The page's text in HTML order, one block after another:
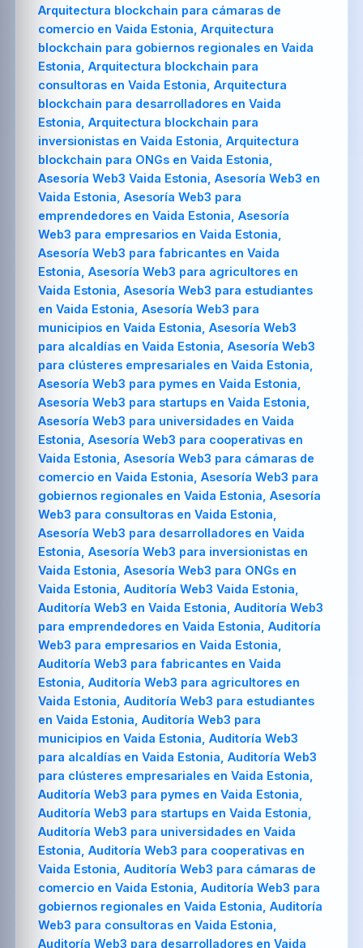
Arquitectura blockchain para cámaras de
comercio en Vaida Estonia, Arquitectura
blockchain para gobiernos regionales en Vaida
Estonia, Arquitectura blockchain para
consultoras en Vaida Estonia, Arquitectura
blockchain para desarrolladores en Vaida
Estonia, Arquitectura blockchain para
inversionistas en Vaida Estonia, Arquitectura
blockchain para ONGs en Vaida Estonia,
Asesoría Web3 Vaida Estonia, Asesoría Web3 en
Vaida Estonia, Asesoría Web3 para
emprendedores en Vaida Estonia, Asesoría
Web3 para empresarios en Vaida Estonia,
Asesoría Web3 para fabricantes en Vaida
Estonia, Asesoría Web3 para agricultores en
Vaida Estonia, Asesoría Web3 para estudiantes
en Vaida Estonia, Asesoría Web3 para
municipios en Vaida Estonia, Asesoría Web3
para alcaldías en Vaida Estonia, Asesoría Web3
para clústeres empresariales en Vaida Estonia,
Asesoría Web3 para pymes en Vaida Estonia,
Asesoría Web3 para startups en Vaida Estonia,
Asesoría Web3 para universidades en Vaida
Estonia, Asesoría Web3 para cooperativas en
Vaida Estonia, Asesoría Web3 para cámaras de
comercio en Vaida Estonia, Asesoría Web3 para
gobiernos regionales en Vaida Estonia, Asesoría
Web3 para consultoras en Vaida Estonia,
Asesoría Web3 para desarrolladores en Vaida
Estonia, Asesoría Web3 para inversionistas en
Vaida Estonia, Asesoría Web3 para ONGs en
Vaida Estonia, Auditoría Web3 Vaida Estonia,
Auditoría Web3 en Vaida Estonia, Auditoría Web3
para emprendedores en Vaida Estonia, Auditoría
Web3 para empresarios en Vaida Estonia,
Auditoría Web3 para fabricantes en Vaida
Estonia, Auditoría Web3 para agricultores en
Vaida Estonia, Auditoría Web3 para estudiantes
en Vaida Estonia, Auditoría Web3 para
municipios en Vaida Estonia, Auditoría Web3
para alcaldías en Vaida Estonia, Auditoría Web3
para clústeres empresariales en Vaida Estonia,
Auditoría Web3 para pymes en Vaida Estonia,
Auditoría Web3 para startups en Vaida Estonia,
Auditoría Web3 para universidades en Vaida
Estonia, Auditoría Web3 para cooperativas en
Vaida Estonia, Auditoría Web3 para cámaras de
comercio en Vaida Estonia, Auditoría Web3 para
gobiernos regionales en Vaida Estonia, Auditoría
Web3 para consultoras en Vaida Estonia,
Auditoría Web3 para desarrolladores en Vaida